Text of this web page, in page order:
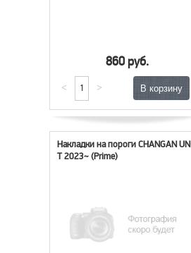
860 руб.
< >
Накладки на пороги CHANGAN
T 2023~ (Prime)